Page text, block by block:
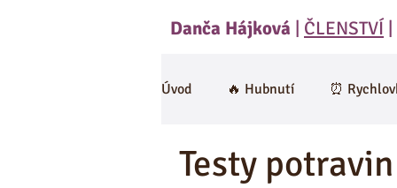
Danča Hájková | ČLENSTVÍ |
Úvod 🔥 Hubnutí ⏰
🍄 Houby Saláty
Testy potravin